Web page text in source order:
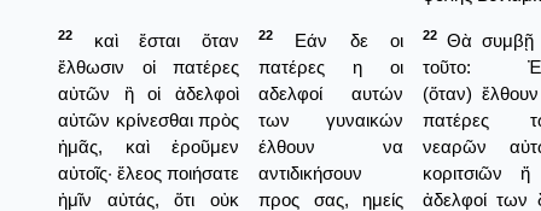
22
καὶ ἔσται ὅταν
ἔλθωσιν οἱ πατέρες
αὐτῶν ἢ οἱ ἀδελφοὶ
αὐτῶν κρίνεσθαι πρὸς
ἡμᾶς, καὶ ἐροῦμεν
αὐτοῖς· ἔλεος ποιήσατε
ἡμῖν αὐτάς, ὅτι οὐκ
22
Εάν δε οι
πατέρες η οι
αδελφοί αυτών
των γυναικών
έλθουν να
αντιδικήσουν
προς σας, ημείς
22
Θὰ συμβῇ
τοῦτο:
(ὅταν) ἔλθουν
πατέρες
νεαρῶν
κοριτσιῶν ἤ
ἀδελφοί των